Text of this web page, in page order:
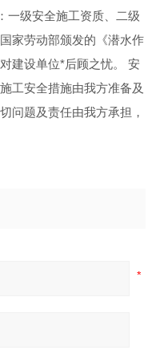
一级安全施工资质、二级
家劳动部颁发的《潜水作
建设单位*后顾之忧。 安
工安全措施由我方准备及
问题及责任由我方承担，